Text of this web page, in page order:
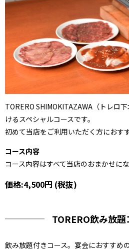
TORERO SHIMOKITAZAWA（トレロ
けるスペシャルコースです。
初めて当店をご利用いただく方におす
コース内容
コース内容はすべて当店のおまかせにな
価格:4,500円 (税抜)
TORERO飲み放
飲み放題付きコース。宴会におすすめ